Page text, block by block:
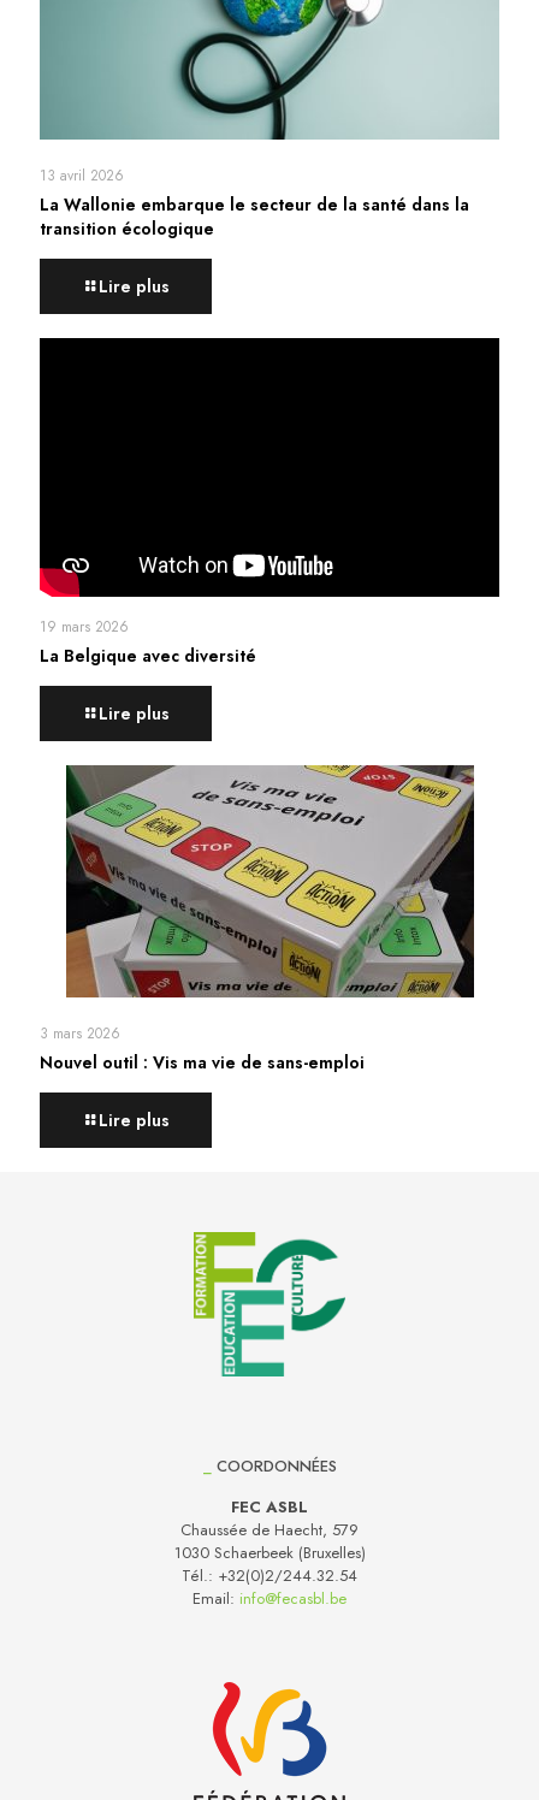
13 avril 2026
La Wallonie embarque le secteur de la santé dans la
transition écologique
Lire plus
19 mars 2026
La Belgique avec diversité
Lire plus
3 mars 2026
Nouvel outil : Vis ma vie de sans-emploi
Lire plus
COORDONNÉES
FEC ASBL
Chaussée de Haecht, 579
1030 Schaerbeek (Bruxelles)
Tél.: +32(0)2/244.32.54
Email: info@fecasbl.be